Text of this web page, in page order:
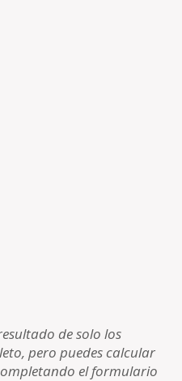
de solo los
pero puedes calcular
el formulario